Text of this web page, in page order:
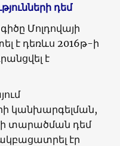
դեմ
Մոլդովայի
է դեռևս 2016թ-ի
է
կանխարգելման,
տարածման դեմ
էր